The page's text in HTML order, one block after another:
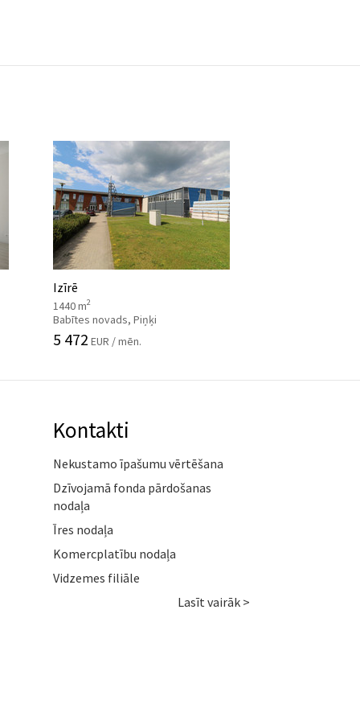
Izīrē
1440 m2
Babītes novads, Piņķi
5 472 EUR / mēn.
Kontakti
Nekustamo īpašumu vērtēšana
Dzīvojamā fonda pārdošanas
nodaļa
Īres nodaļa
Komercplatību nodaļa
Vidzemes filiāle
Lasīt vairāk >